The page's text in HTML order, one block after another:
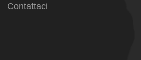
Contattaci